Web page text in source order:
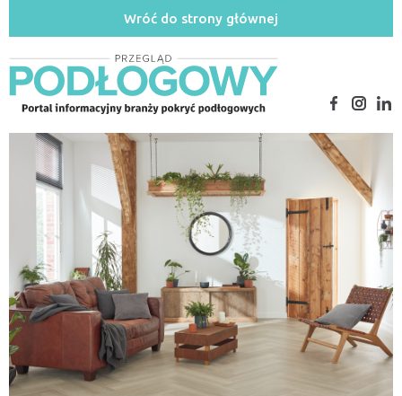
Wróć do strony głównej